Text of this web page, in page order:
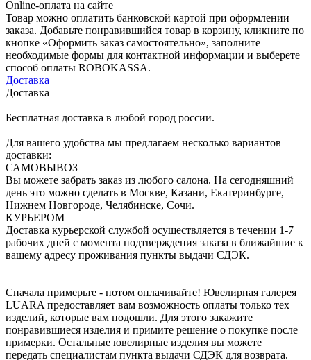
Online-оплата на сайте
Товар можно оплатить банковской картой при оформлении
заказа. Добавьте понравившийся товар в корзину, кликните по
кнопке «Оформить заказ самостоятельно», заполните
необходимые формы для контактной информации и выберете
способ оплаты ROBOKASSA.
Доставка
Доставка
Бесплатная доставка в любой город россии.
Для вашего удобства мы предлагаем несколько вариантов
доставки:
САМОВЫВОЗ
Вы можете забрать заказ из любого салона. На сегодняшний
день это можно сделать в Москве, Казани, Екатеринбурге,
Нижнем Новгороде, Челябинске, Сочи.
КУРЬЕРОМ
Доставка курьерской службой осуществляется в течении 1-7
рабочих дней с момента подтверждения заказа в ближайшие к
вашему адресу проживания пункты выдачи СДЭК.
Сначала примерьте - потом оплачивайте! Ювелирная галерея
LUARA предоставляет вам возможность оплаты только тех
изделий, которые вам подошли. Для этого закажите
понравившиеся изделия и примите решение о покупке после
примерки. Остальные ювелирные изделия вы можете
передать специалистам пункта выдачи СДЭК для возврата.